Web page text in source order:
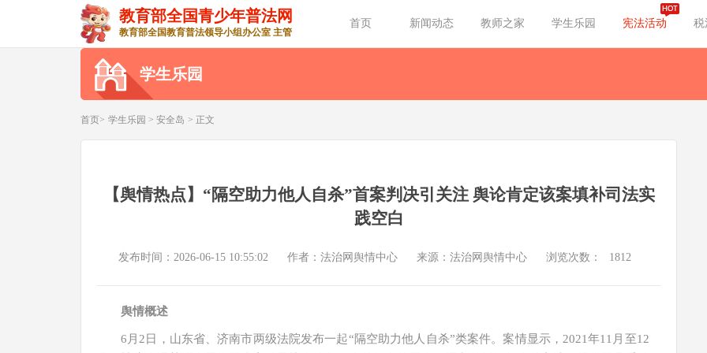
教育部全国青少年普法网
教育部全国教育普法领导小组办公室 主管
首页 新闻动态 教师之家 学生乐园 宪法活动 税
学生乐园
首页> 学生乐园 > 安全岛 > 正文
【舆情热点】“隔空助力他人自杀”首案判决引关注 舆论肯定该案填补司法实
践空白
发布时间：2026-06-15 10:55:02 作者：法治网舆情中心 来源：法治网舆情中心 浏览次数： 1812
舆情概述
6月2日，山东省、济南市两级法院发布一起“隔空助力他人自杀”类案件。案情显示，2021年11月至12